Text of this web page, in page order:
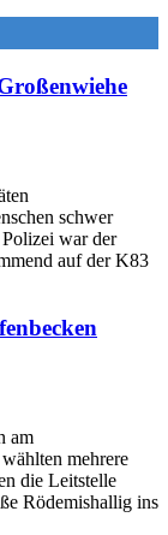
schwer
war der
auf der K83
am
mehrere
die Leitstelle
Rödemishallig ins